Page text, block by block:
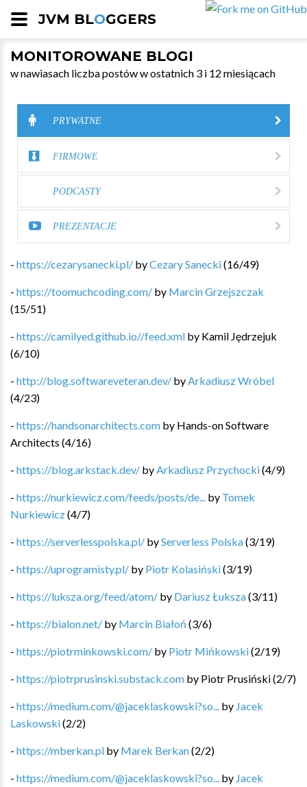
JVM BLOGGERS
MONITOROWANE BLOGI
w nawiasach liczba postów w ostatnich 3 i 12 miesiącach
PRYWATNE
FIRMOWE
PODCASTY
PREZENTACJE
- https://cezarysanecki.pl/ byCezary Sanecki(16/49)
- https://toomuchcoding.com/ by Marcin Grzejszczak
(15/51)
- https://camilyed.github.io//feed.xml by Kamil Jędrzejuk
(6/10)
- http://blog.softwareveteran.dev/ by Arkadiusz Wróbel
(4/23)
- https://handsonarchitects.com by Hands-on Software
Architects (4/16)
- https://blog.arkstack.dev/ by Arkadiusz Przychocki(4/9)
- https://nurkiewicz.com/feeds/posts/de... by Tomek
Nurkiewicz(4/7)
- https://serverlesspolska.pl/ byServerless Polska(3/19)
- https://uprogramisty.pl/ by Piotr Kolasiński(3/19)
- https://luksza.org/feed/atom/ by Dariusz Łuksza(3/11)
- https://bialon.net/ by Marcin Białoń (3/6)
- https://piotrminkowski.com/ by Piotr Mińkowski(2/19)
- https://piotrprusinski.substack.com by Piotr Prusiński(2/7)
- https://medium.com/@jaceklaskowski?so... by Jacek
Laskowski(2/2)
- https://mberkan.pl by Marek Berkan(2/2)
- https://medium.com/@jaceklaskowski?so... by Jacek